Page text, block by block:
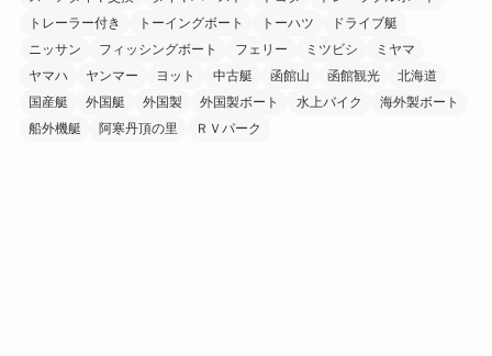
トレーラー付き
トーイングボート トーハツ
ドライブ艇
ニッサン
フィッシングボート フェリー ミツビシ
ミヤマ
ヤマハ
ヤンマー ヨット 中古艇 函館山 函館観光
北海道
国産艇
外国艇 外国製 外国製ボート 水上バイク
海外製ボート
船外機艇
阿寒丹頂の里 ＲＶパーク